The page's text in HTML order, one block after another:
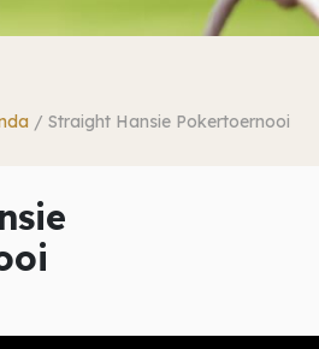
/ Straight Hansie Pokertoernooi